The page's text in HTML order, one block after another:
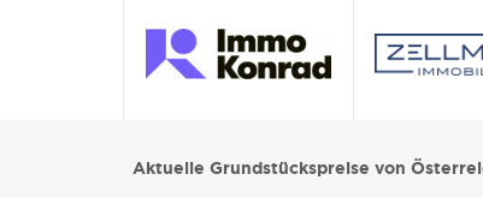
Aktuelle Grundstückspreise von